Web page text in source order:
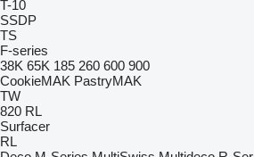
T-10
SSDP
TS
F-series
38K 65K 185 260 600 900
CookieMAK PastryMAK
TW
820 RL
Surfacer
RL